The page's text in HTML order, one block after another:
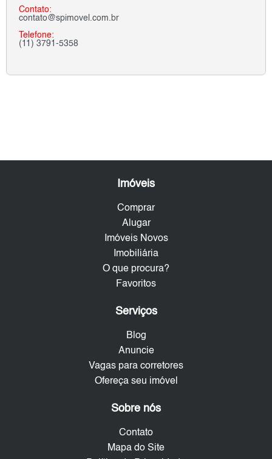
Contato:
contato@spimovel.com.br
Telefone:
(11) 3791-5358
Imóveis
Comprar
Alugar
Imóveis Novos
Imobiliária
O que procura?
Favoritos
Serviços
Blog
Anuncie
Vagas para corretores
Ofereça seu imóvel
Sobre nós
Contato
Mapa do Site